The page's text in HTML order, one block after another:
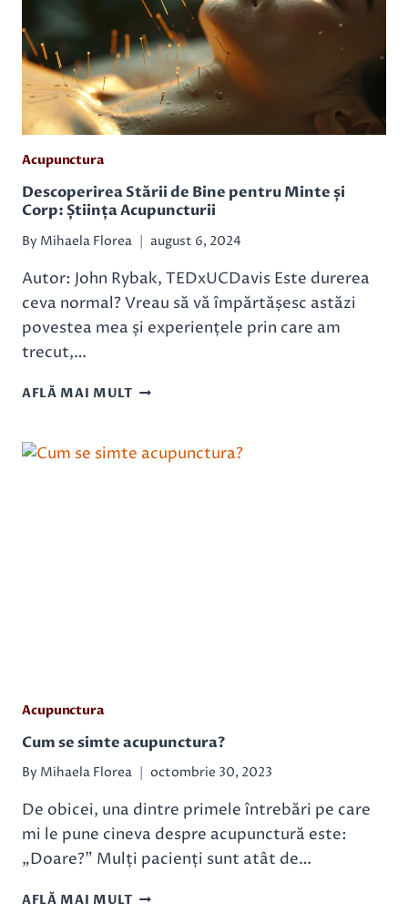
Acupunctura
Descoperirea Stării de Bine pentru Minte și
Corp: Știința Acupuncturii
By Mihaela Florea august 6, 2024
Autor: John Rybak, TEDxUCDavis Este durerea
ceva normal? Vreau să vă împărtășesc astăzi
povestea mea și experiențele prin care am
trecut,…
AFLĂ MAI MULTDESCOPERIREA
BINE
PENTRU
Acupunctura
Cum se simte acupunctura?
By Mihaela Florea octombrie 30, 2023
De obicei, una dintre primele întrebări pe care
mi le pune cineva despre acupunctură este:
„Doare?” Mulți pacienți sunt atât de…
AFLĂ MAI MULTCUM